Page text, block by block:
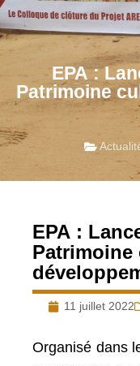
EPA :
Patrimoine
EPA :
11 juillet 2022
Organisé dans